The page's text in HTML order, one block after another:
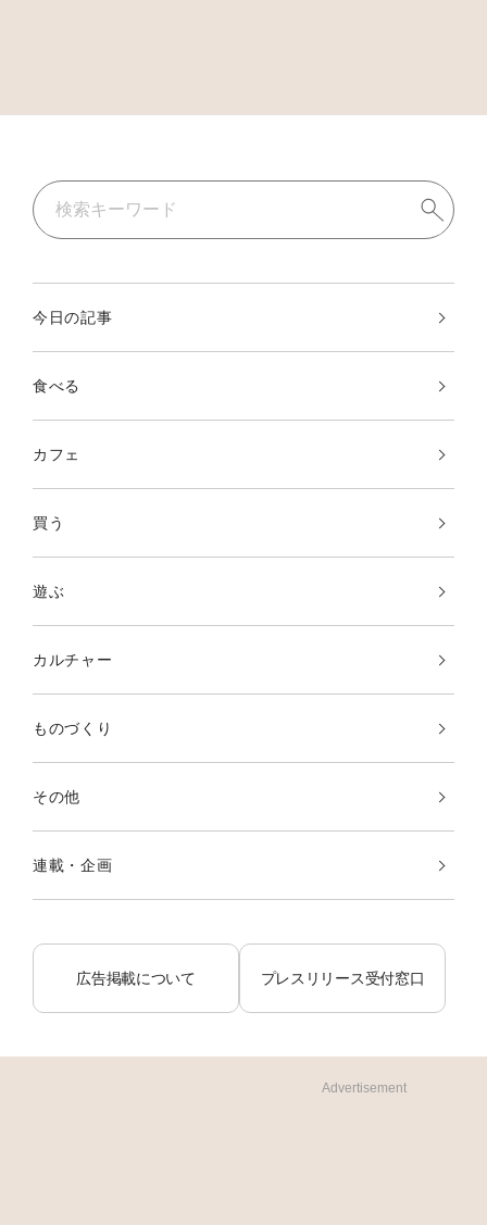
今日の記事
食べる
カフェ
買う
遊ぶ
カルチャー
ものづくり
その他
連載・企画
広告掲載について プレスリリース受付窓口
Advertisement